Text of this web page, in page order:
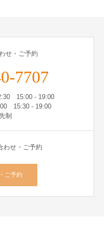
せ・ご予約
7707
15:00 - 19:00
15:30 - 19:00
制
わせ・ご予約
ご予約